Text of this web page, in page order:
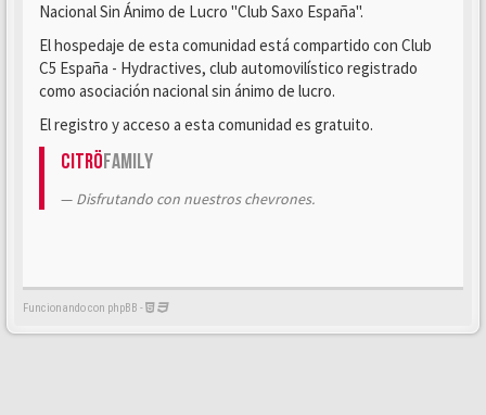
Nacional Sin Ánimo de Lucro "Club Saxo España".
El hospedaje de esta comunidad está compartido con Club
C5 España - Hydractives, club automovilístico registrado
como asociación nacional sin ánimo de lucro.
El registro y acceso a esta comunidad es gratuito.
CitröFamily
Disfrutando con nuestros chevrones.
Funcionando con phpBB -